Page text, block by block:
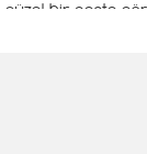
bir pasta